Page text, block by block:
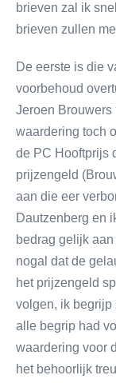
brieven zal ik
brieven zullen
De eerste is die
voorbehoud
Jeroen Brouwers
waardering toch
de PC Hooftprijs
prijzengeld
aan die eer
Dautzenberg en
bedrag gelijk
nogal dat de
het prijzengeld
volgen, ik begrijp
alle begrip had
waardering voor
het behoorlijk